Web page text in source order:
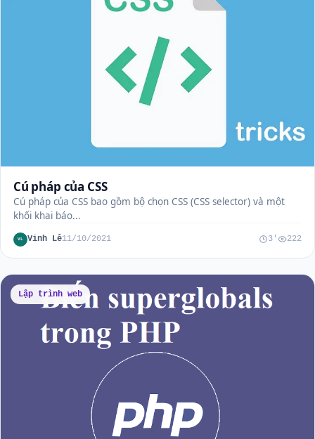
Cú pháp của CSS
Cú pháp của CSS bao gồm bộ chọn CSS (CSS selector) và một
khối khai báo...
VL Vinh Lê11/10/2021 3' 222
Lập trình web